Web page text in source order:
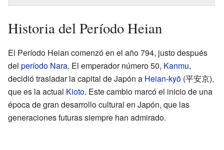
Historia del Período Heian
El Período Heian comenzó en el año 794, justo después
del período Nara. El emperador número 50, Kanmu,
decidió trasladar la capital de Japón a Heian-kyō (平安京),
que es la actual Kioto. Este cambio marcó el inicio de una
época de gran desarrollo cultural en Japón, que las
generaciones futuras siempre han admirado.